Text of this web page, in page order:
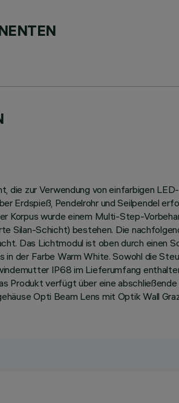
die zur Verwendung von einfarbigen
Erdspieß, Pendelrohr und Seilpendel
Korpus wurde einem Multi-Step-
Silan-Schicht) bestehen. Die
Das Lichtmodul ist oben durch einen
in der Farbe Warm White. Sowohl die
IP68 im Lieferumfang
Produkt verfügt über eine
Opti Beam Lens mit Optik Wall